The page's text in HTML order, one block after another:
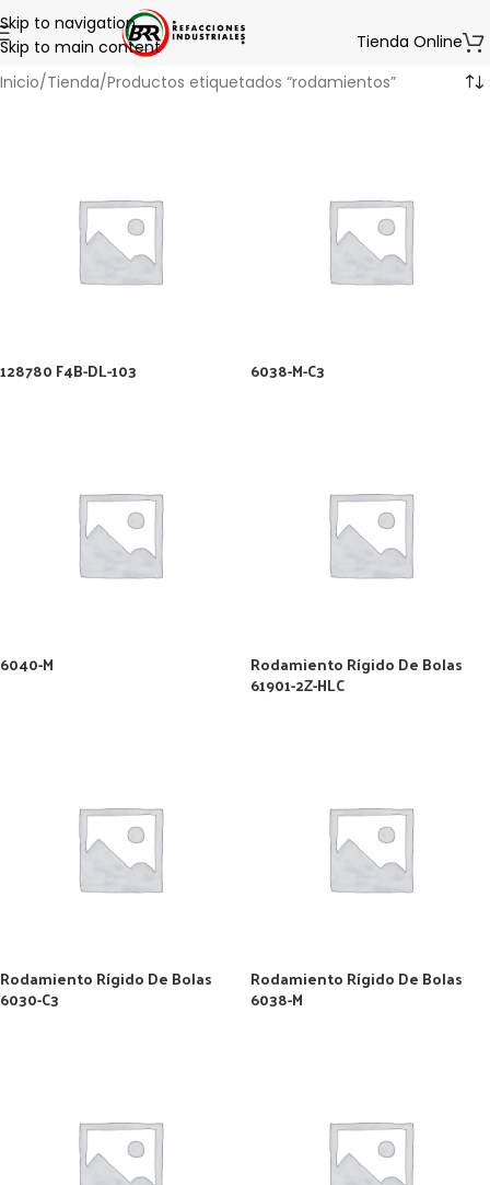
Skip to navigation
Skip to main content
Tienda Online
Inicio Tienda Productos etiquetados “rodamientos”
128780 F4B-DL-103 6038-M-C3
6040-M Rodamiento Rígido De Bolas
61901-2Z-HLC
Rodamiento Rígido De Bolas
6030-C3
Rodamiento Rígido De Bolas
6038-M